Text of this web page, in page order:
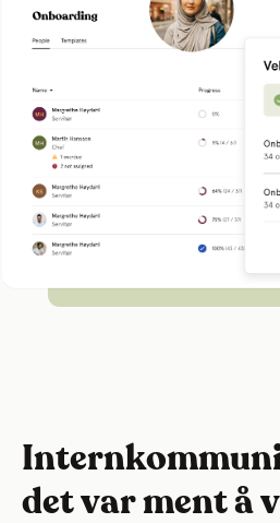
det var ment å